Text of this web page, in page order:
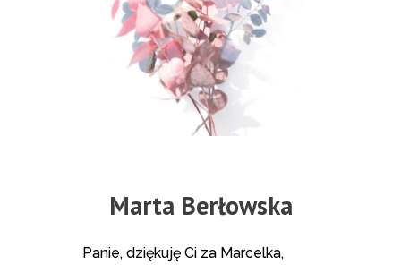
Marta Berłowska
Panie, dziękuję Ci za Marcelka,